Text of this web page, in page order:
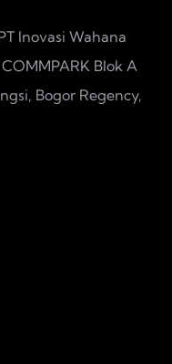
Inovasi Wahana
Blok A
Bogor Regency,